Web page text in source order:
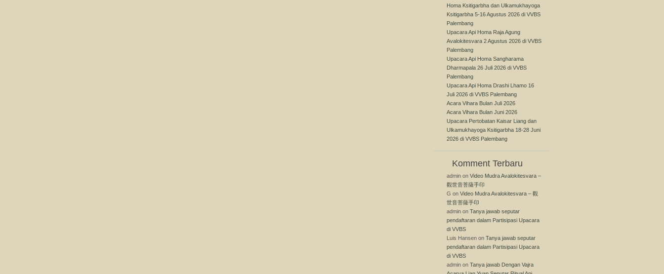
Homa Ksitigarbha dan Ulkamukhayoga
Ksitigarbha 5-16 Agustus 2026 di VVBS
Palembang
Upacara Api Homa Raja Agung
Avalokitesvara 2 Agustus 2026 di VVBS
Palembang
Upacara Api Homa Sangharama
Dharmapala 26 Juli 2026 di VVBS
Palembang
Upacara Api Homa Drashi Lhamo 16
Juli 2026 di VVBS Palembang
Acara Vihara Bulan Juli 2026
Acara Vihara Bulan Juni 2026
Upacara Pertobatan Kaisar Liang dan
Ulkamukhayoga Ksitigarbha 18-28 Juni
2026 di VVBS Palembang
Komment Terbaru
admin on Video Mudra Avalokitesvara –
觀世音菩薩手印
G on Video Mudra Avalokitesvara – 觀
世音菩薩手印
admin on Tanya jawab seputar
pendaftaran dalam Partisipasi Upacara
di VVBS
Luis Hansen on Tanya jawab seputar
pendaftaran dalam Partisipasi Upacara
di VVBS
admin on Tanya jawab Dengan Vajra